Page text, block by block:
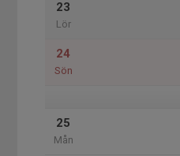
23
Lör
24
Sön
25
Mån